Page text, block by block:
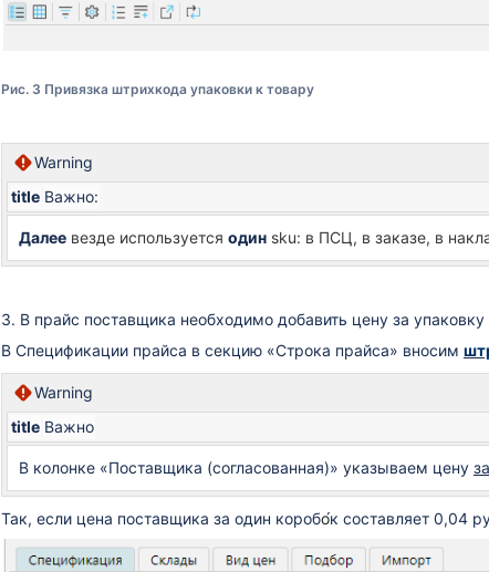
Рис. 3 Привязка штрихкода упаковки к товару
Warning
title Важно:
Далее везде используется один sku: в ПСЦ, в заказе, в
3. В прайс поставщика необходимо добавить цену за
В Спецификации прайса в секцию «Строка прайса» вносим
Warning
title Важно
В колонке «Поставщика (согласованная)» указываем цену
Так, если цена поставщика за один коробо́к составляет 0,04